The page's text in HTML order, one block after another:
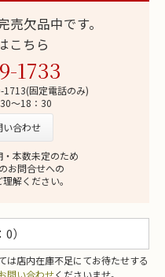
欠品中です。
こちら
1733
固定電話のみ)
～18：30
い合わせ
本数未定のため
お問合せへの
解ください。
）
店内在庫不足にてお待たせする
問い合わせくださいませ。